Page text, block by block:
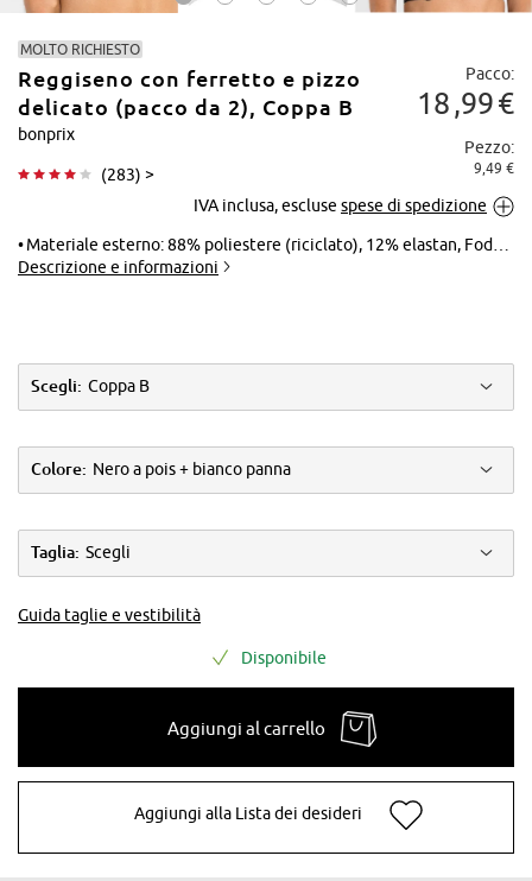
ingrandire
MOLTO RICHIESTO
Reggiseno con ferretto e pizzo
delicato (pacco da 2), Coppa B
bonprix
(283) >
Pacco:
18 99€
Pezzo:
9,49 €
IVA inclusa, escluse spese di spedizione
Materiale esterno: 88% poliestere (riciclato), 12% elastan, Fodera: 90% poliammide, 10% elastan, Pizzo: 90% poliammide, 10% elastan
Descrizione e informazioni
Scegli: Coppa B
Colore: Nero a pois + bianco panna
Taglia: Scegli
Guida taglie e vestibilità
Disponibile
Aggiungi al carrello
Aggiungi alla Lista dei desideri